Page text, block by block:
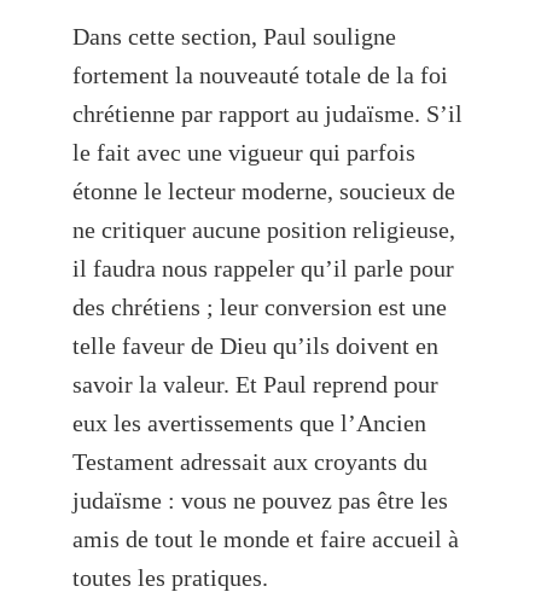
Dans cette section, Paul souligne
fortement la nouveauté totale de la foi
chrétienne par rapport au judaïsme. S’il
le fait avec une vigueur qui parfois
étonne le lecteur moderne, soucieux de
ne critiquer aucune position religieuse,
il faudra nous rappeler qu’il parle pour
des chrétiens ; leur conversion est une
telle faveur de Dieu qu’ils doivent en
savoir la valeur. Et Paul reprend pour
eux les avertissements que l’Ancien
Testament adressait aux croyants du
judaïsme : vous ne pouvez pas être les
amis de tout le monde et faire accueil à
toutes les pratiques.